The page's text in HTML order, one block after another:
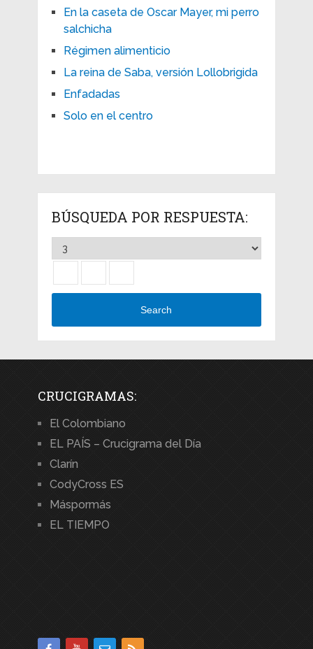
En la caseta de Oscar Mayer, mi perro
salchicha
Régimen alimenticio
La reina de Saba, versión Lollobrigida
Enfadadas
Solo en el centro
BÚSQUEDA POR RESPUESTA:
Search
CRUCIGRAMAS:
El Colombiano
EL PAÍS – Crucigrama del Día
Clarín
CodyCross ES
Máspormás
EL TIEMPO